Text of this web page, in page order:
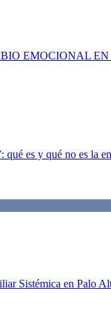
EMOCIONAL
qué es y qué no es la
Sistémica en Palo